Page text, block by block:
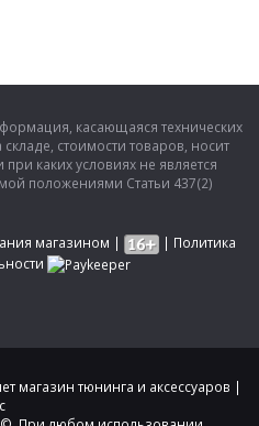
касающаяся технических
стоимости товаров, носит
каких условиях не является
положениями Статьи 437(2)
магазином | | Политика
магазин тюнинга и аксессуаров |